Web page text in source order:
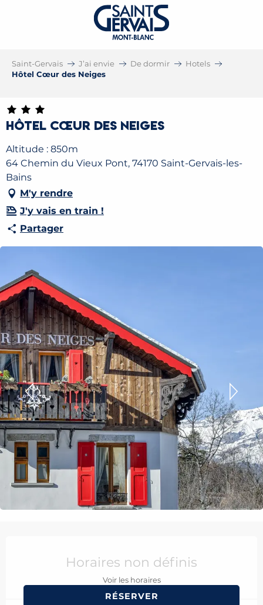
Saint-Gervais J’ai envie De dormir
Hotels
Hôtel Cœur des Neiges
Hôtel Cœur des Neiges
Altitude : 850m
64 Chemin du Vieux Pont, 74170 Saint-Gervais-les-
Bains
M'y rendre
J'y vais en train !
Partager
Horaires non définis
Voir les horaires
RÉSERVER